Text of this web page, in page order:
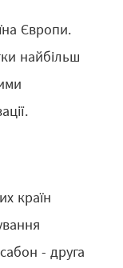
Європи.
найбільш
країн
- друга